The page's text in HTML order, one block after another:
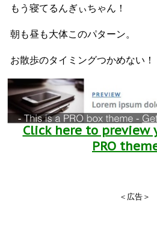
もう寝てるんぎぃちゃん！
朝も昼も大体このパターン。
お散歩のタイミングつかめない！
Click here to preview
PRO
＜広告＞